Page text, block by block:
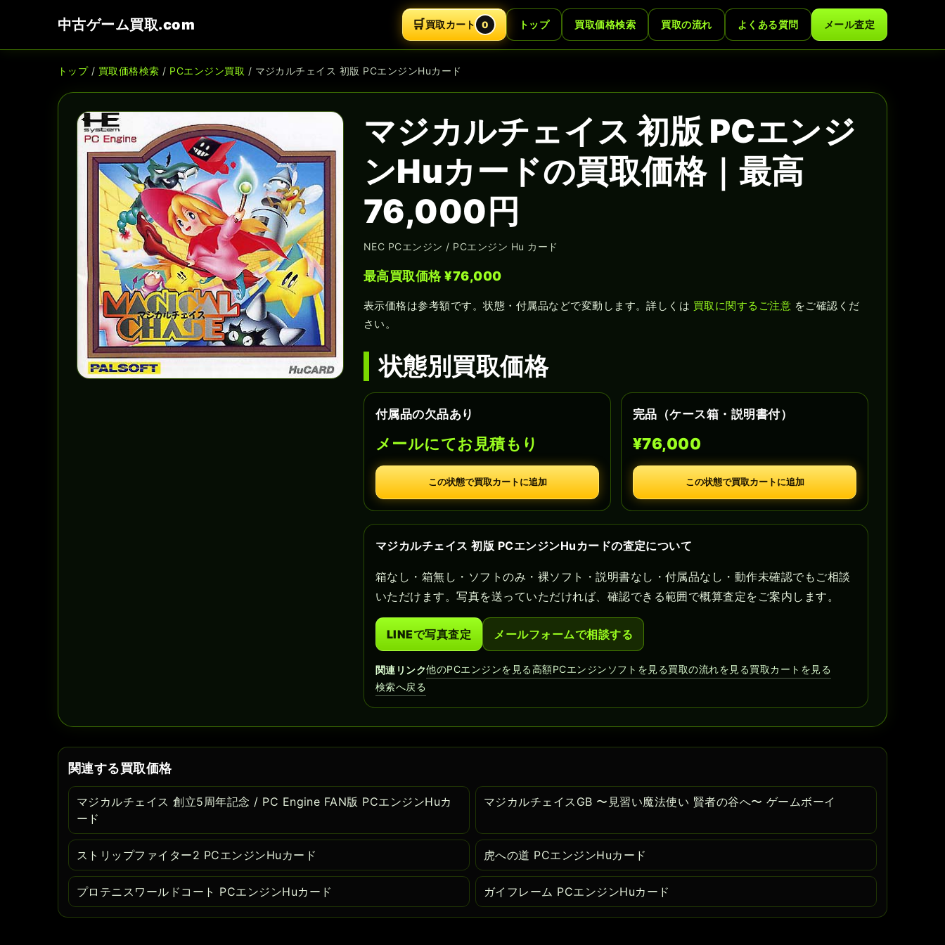
中古ゲーム買取.com 🛒買取カート 0 トップ 買取価格検索 買取の流れ よくある質問 メール査定
トップ/ 買取価格検索 / PCエンジン買取 / マジカルチェイス 初版 PCエンジンHuカード
マジカルチェイス 初版 PCエンジ
ンHuカードの買取価格｜最高
76,000円
NEC PCエンジン / PCエンジン Hu カード
最高買取価格 ¥76,000
表示価格は参考額です。状態・付属品などで変動します。詳しくは 買取に関するご注意 をご確認くだ
さい。
状態別買取価格
付属品の欠品あり
メールにてお見積もり
この状態で買取カートに追加
完品（ケース箱・説明書付）
¥76,000
この状態で買取カートに追加
マジカルチェイス 初版 PCエンジンHuカードの査定について
箱なし・箱無し・ソフトのみ・裸ソフト・説明書なし・付属品なし・動作未確認でもご相談
いただけます。写真を送っていただければ、確認できる範囲で概算査定をご案内します。
LINEで写真査定 メールフォームで相談する
関連リンク他のPCエンジンを見る高額PCエンジンソフトを見る買取の流れを見る買取カートを見る
検索へ戻る
関連する買取価格
マジカルチェイス 創立5周年記念 / PC Engine FAN版 PCエンジンHuカ
ード
マジカルチェイスGB 〜見習い魔法使い 賢者の谷へ〜 ゲームボーイ
ストリップファイター2 PCエンジンHuカード 虎への道 PCエンジンHuカード
プロテニスワールドコート PCエンジンHuカード ガイフレーム PCエンジンHuカード